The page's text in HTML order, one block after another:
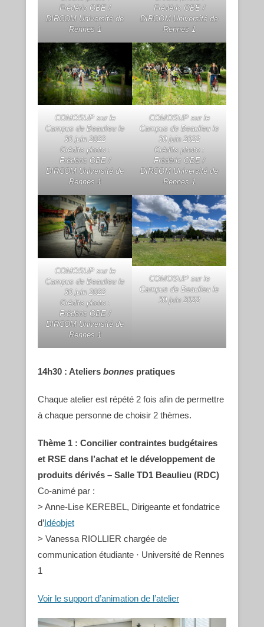
Frédéric OBE /
DIRCOM Université de
Rennes 1
Frédéric OBE /
DIRCOM Université de
Rennes 1
COMOSUP sur le
Campus de Beaulieu le
30 juin 2022
Crédits photo :
Frédéric OBE /
DIRCOM Université de
Rennes 1
COMOSUP sur le
Campus de Beaulieu le
30 juin 2022
Crédits photo :
Frédéric OBE /
DIRCOM Université de
Rennes 1
COMOSUP sur le
Campus de Beaulieu le
30 juin 2022
Crédits photo :
Frédéric OBE /
DIRCOM Université de
Rennes 1
COMOSUP sur le
Campus de Beaulieu le
30 juin 2022
14h30 : Ateliers bonnes pratiques
Chaque atelier est répété 2 fois afin de permettre
à chaque personne de choisir 2 thèmes.
Thème 1 : Concilier contraintes budgétaires
et RSE dans l’achat et le développement de
produits dérivés – Salle TD1 Beaulieu (RDC)
Co-animé par :
> Anne-Lise KEREBEL, Dirigeante et fondatrice
d’Idéobjet
> Vanessa RIOLLIER chargée de
communication étudiante · Université de Rennes
1
Voir le support d’animation de l’atelier